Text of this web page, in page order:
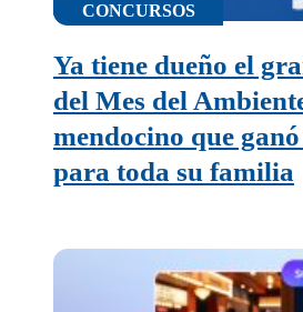
CONCURSOS
Ya tiene dueño el
del Mes del
mendocino que
para toda su familia